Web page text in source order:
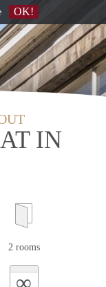
IN
2 rooms
OK!